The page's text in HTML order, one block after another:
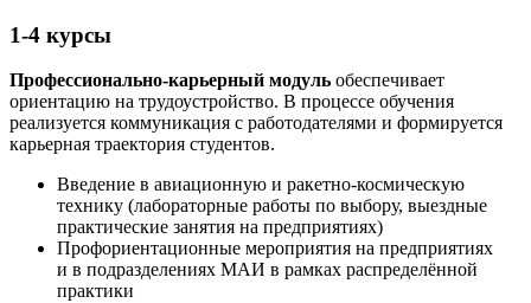
1-4 курсы
Профессионально-карьерный модуль обеспечивает
ориентацию на трудоустройство. В процессе обучения
реализуется коммуникация с работодателями и формируется
карьерная траектория студентов.
Введение в авиационную и ракетно-космическую
технику (лабораторные работы по выбору, выездные
практические занятия на предприятиях)
Профориентационные мероприятия на предприятиях
и в подразделениях МАИ в рамках распределённой
практики